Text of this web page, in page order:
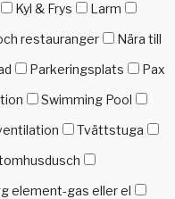
Kyl & Frys
Larm
restauranger
Nära till
Parkeringsplats
Pax
Swimming Pool
Tvättstuga
element-gas eller el